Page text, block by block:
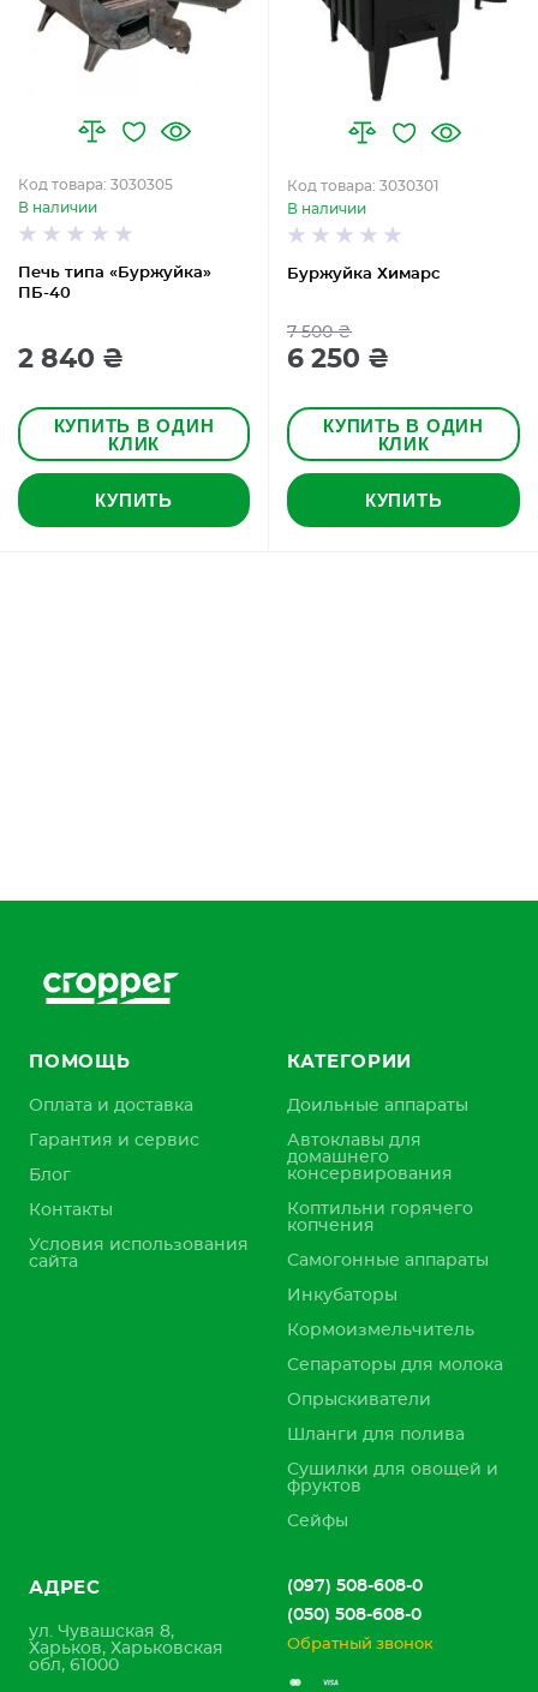
Печь типа «Буржуйка»
ПБ-40
Код товара: 3030305
В наличии
2 840 ₴
КУПИТЬ В ОДИН
КЛИК
КУПИТЬ
Буржуйка Химарс
Код товара: 3030301
В наличии
6 250 ₴
7 500 ₴
КУПИТЬ В ОДИН
КЛИК
КУПИТЬ
ПОМОЩЬ
Оплата и доставка
Гарантия и сервис
Блог
Контакты
Условия использования
сайта
КАТЕГОРИИ
Доильные аппараты
Автоклавы для
домашнего
консервирования
Коптильни горячего
копчения
Самогонные аппараты
Инкубаторы
Кормоизмельчитель
Сепараторы для молока
Опрыскиватели
Шланги для полива
Сушилки для овощей и
фруктов
Сейфы
АДРЕС
ул. Чувашская 8,
Харьков, Харьковская
обл, 61000
(097) 508-608-0
(050) 508-608-0
Обратный звонок